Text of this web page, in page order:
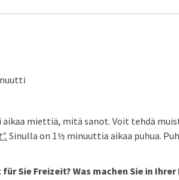
miettiä, mitä sanot. Voit tehdä
. Sinulla on 1½ minuuttia aikaa puhua.
Sie Freizeit? Was machen Sie in Ihrer